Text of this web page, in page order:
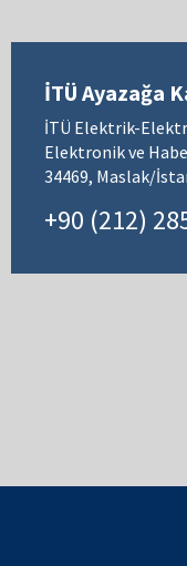
İTÜ Ayazağa
İTÜ Elektrik-
Elektronik ve
34469, Maslak/
+90 (212)